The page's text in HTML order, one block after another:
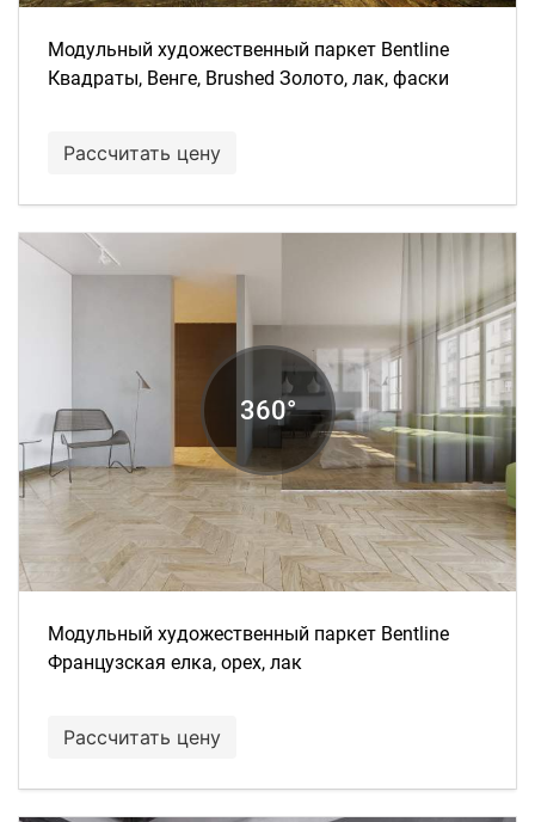
Модульный художественный паркет Bentline
Квадраты, Венге, Brushed Золото, лак, фаски
Рассчитать цену
Модульный художественный паркет Bentline
Французская елка, орех, лак
Рассчитать цену